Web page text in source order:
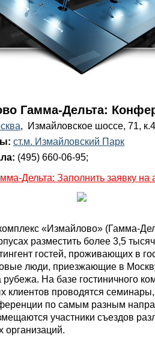
Гамма-Дельта:
, Измайловское шоссе, 71, к.4
ст.м. Измайловский Парк
(495) 660-06-95;
Дельта: Заполнить заявку на
«Измайлово» (Гамма-
разместить более 3,5
гостей, проживающих в
люди, приезжающие в
рубежа. На базе гостиничного
клиентов проводятся
по самым разным
участники съездов
организаций.